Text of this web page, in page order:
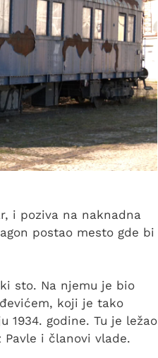
i poziva na naknadna
postao mesto gde bi
sto. Na njemu je bio
koji je tako
1934. godine. Tu je ležao
i članovi vlade.